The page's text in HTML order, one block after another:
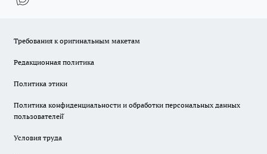
Требования к оригинальным макетам
Редакционная политика
Политика этики
Политика конфиденциальности и обработки персональных данных
пользователей̆
Условия труда